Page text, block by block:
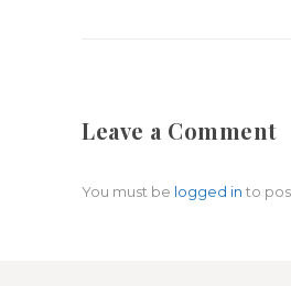
Leave a Comment
You must be logged in to